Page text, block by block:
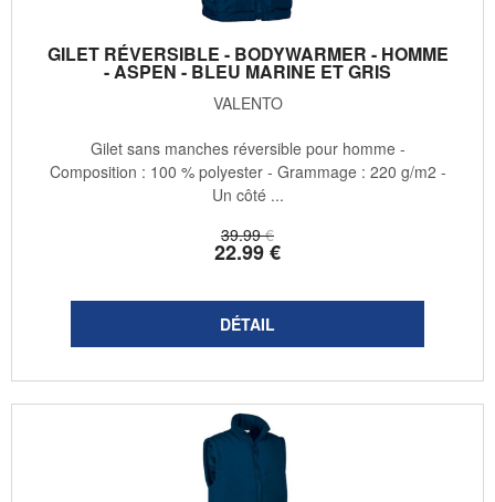
GILET RÉVERSIBLE - BODYWARMER - HOMME
- ASPEN - BLEU MARINE ET GRIS
VALENTO
39.99 €
22.99€
Gilet sans manches réversible pour homme -
Composition : 100 % polyester - Grammage : 220 g/m2 -
Un côté ...